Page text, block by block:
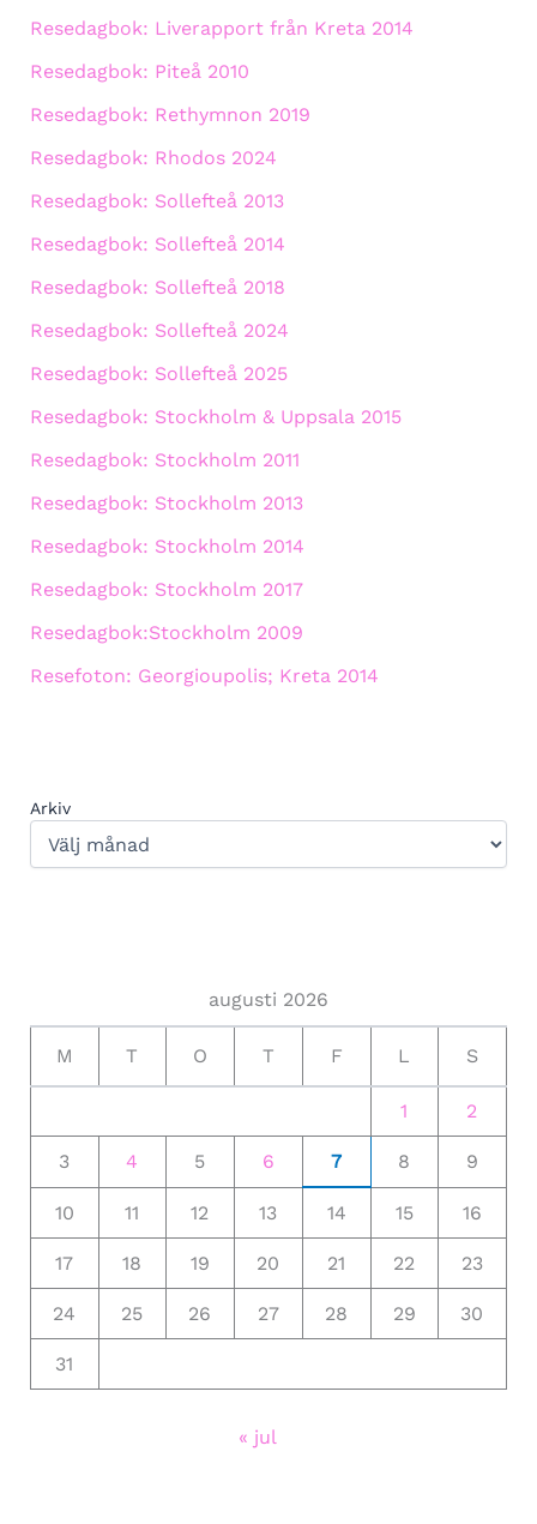
Resedagbok: Liverapport från Kreta 2014
Resedagbok: Piteå 2010
Resedagbok: Rethymnon 2019
Resedagbok: Rhodos 2024
Resedagbok: Sollefteå 2013
Resedagbok: Sollefteå 2014
Resedagbok: Sollefteå 2018
Resedagbok: Sollefteå 2024
Resedagbok: Sollefteå 2025
Resedagbok: Stockholm & Uppsala 2015
Resedagbok: Stockholm 2011
Resedagbok: Stockholm 2013
Resedagbok: Stockholm 2014
Resedagbok: Stockholm 2017
Resedagbok:Stockholm 2009
Resefoton: Georgioupolis; Kreta 2014
Arkiv
augusti 2026
M T O T F L S
1 2
3 4 5 6 7 8 9
10 11 12 13 14 15 16
17 18 19 20 21 22 23
24 25 26 27 28 29 30
31
« jul